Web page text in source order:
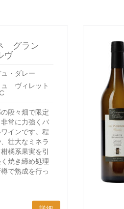
グラン
ヴ
・ダレー
ュ ヴィレット
段々畑で限定
常に力強くバ
インです。程
壮大なミネラ
橘系果実を引
焼き締め処理
で熟成を行っ